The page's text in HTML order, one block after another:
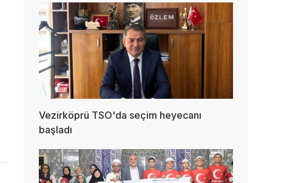
Vezirköprü TSO'da seçim heyecanı
başladı